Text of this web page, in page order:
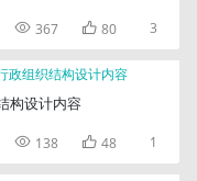
 367  80 3
构设计内容
 138  48 1